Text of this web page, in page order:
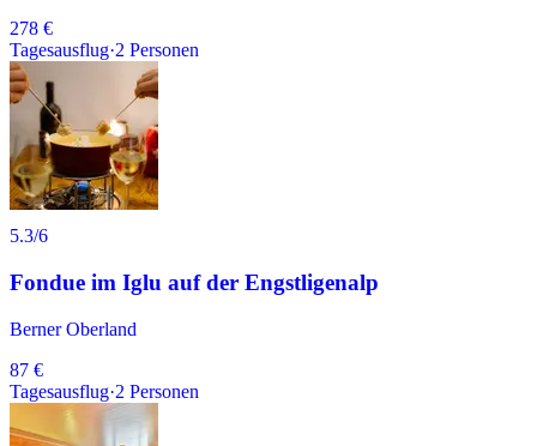
278 €
Tagesausflug·2 Personen
5.3/6
Fondue im Iglu auf der Engstligenalp
Berner Oberland
87 €
Tagesausflug·2 Personen